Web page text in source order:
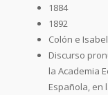
1884
1892
Colón e
Discurso
la Academia
Española, en